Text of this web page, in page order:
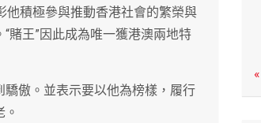
他積極參與推動香港社會的繁榮與
賭王”因此成為唯一獲港澳兩地特
傲。並表示要以他為榜樣，履行